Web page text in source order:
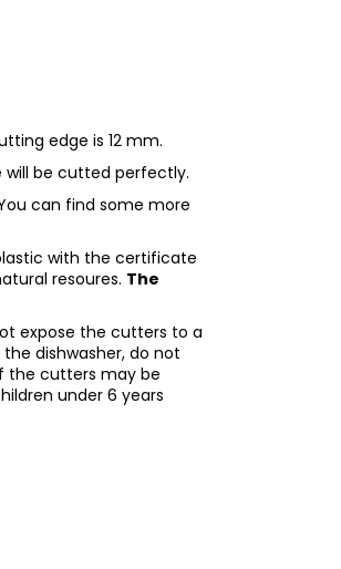
edge is 12 mm.
be cutted perfectly.
can find some more
with the certificate
resoures. The
expose the cutters to a
dishwasher, do not
the cutters may be
under 6 years